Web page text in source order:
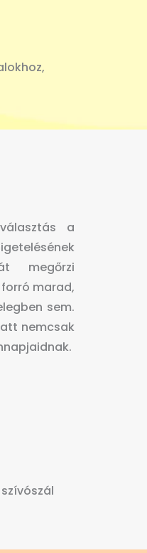
a
megőrzi
marad,
sem.
nemcsak